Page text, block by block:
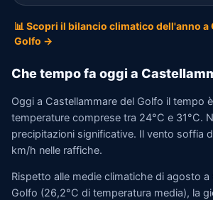
📊 Scopri il bilancio climatico dell'anno a
Golfo →
Che tempo fa oggi a
Oggi a Castellammare del Golfo il tempo è
temperature comprese tra 24°C e 31°C.
precipitazioni significative. Il vento soffia
km/h nelle raffiche.
Rispetto alle medie climatiche di agosto
Golfo (26,2°C di temperatura media), la